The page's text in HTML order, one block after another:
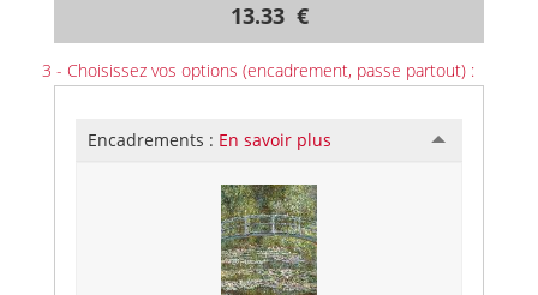
13.33 €
3 - Choisissez vos options (encadrement, passe partout) :
Encadrements : En savoir plus